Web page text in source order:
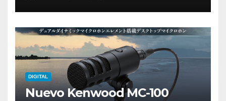
DIGITAL
Nuevo Kenwood MC-100